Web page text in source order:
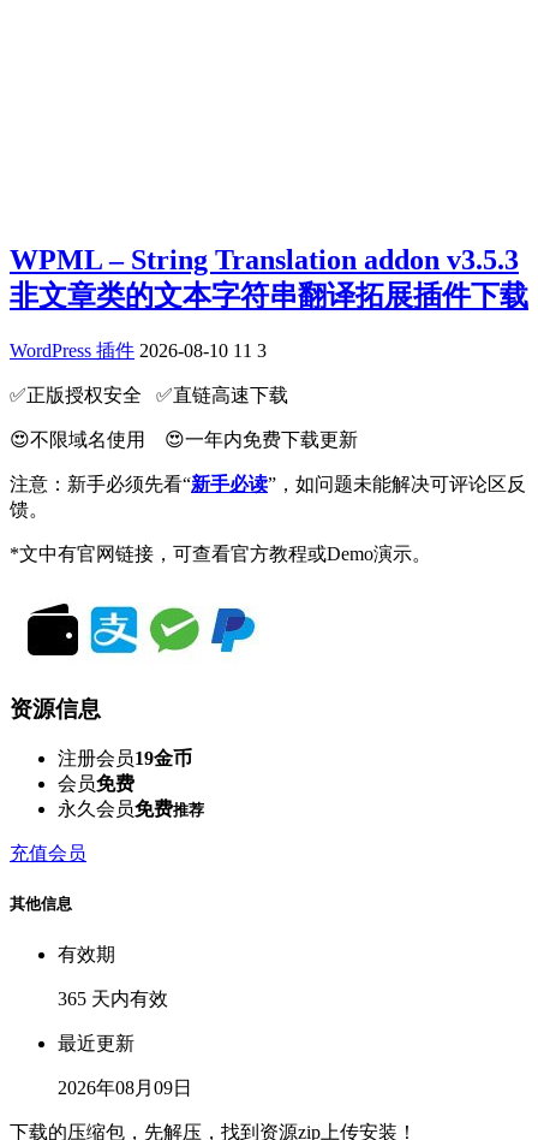
WPML – String Translation addon v3.5.3
非文章类的文本字符串翻译拓展插件下载
WordPress 插件 2026-08-10 11 3
✅️正版授权安全 ✅️直链高速下载
😍不限域名使用 😍一年内免费下载更新
注意：新手必须先看“新手必读”，如问题未能解决可评论区反
馈。
*文中有官网链接，可查看官方教程或Demo演示。
资源信息
注册会员19金币
会员免费
永久会员免费推荐
充值会员
其他信息
有效期
365 天内有效
最近更新
2026年08月09日
下载的压缩包，先解压，找到资源zip上传安装！